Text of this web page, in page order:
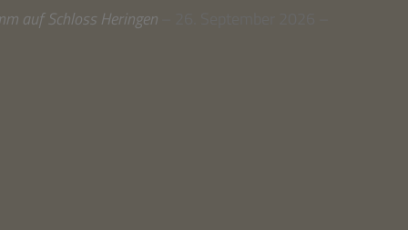
auf Schloss Herin­gen– 26. Sep­tem­ber 2026 –